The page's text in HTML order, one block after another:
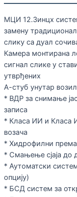
МЦИ 12.3инцх
замену
слику са дуал
Камера монтирана
сигнал слике у
утврђених
А-стуб унутар
* ВДР за снимање
записа
* Класа ИИ и Класа
возача
* Хидрофилни
* Смањење сјаја до
* Аутоматски
опцију)
* БСД систем за